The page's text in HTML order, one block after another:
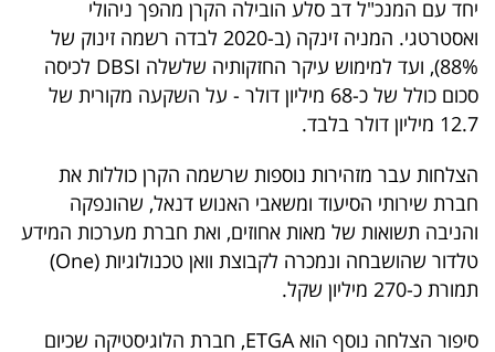
יחד עם המנכ"ל דב סלע הובילה הקרן מהפך ניהולי
ואסטרטגי. המניה זינקה (ב-2020 לבדה רשמה זינוק של
88%), ועד למימוש עיקר החזקותיה שלשלה DBSI לכיסה
סכום כולל של כ-68 מיליון דולר - על השקעה מקורית של
12.7 מיליון דולר בלבד.
הצלחות עבר מזהירות נוספות שרשמה הקרן כוללות את
חברת שירותי הסיעוד ומשאבי האנוש דנאל, שהונפקה
והניבה תשואות של מאות אחוזים, ואת חברת מערכות המידע
טלדור שהושבחה ונמכרה לקבוצת וואן טכנולוגיות (One)
תמורת כ-270 מיליון שקל.
סיפור הצלחה נוסף הוא ETGA, חברת הלוגיסטיקה שכיום